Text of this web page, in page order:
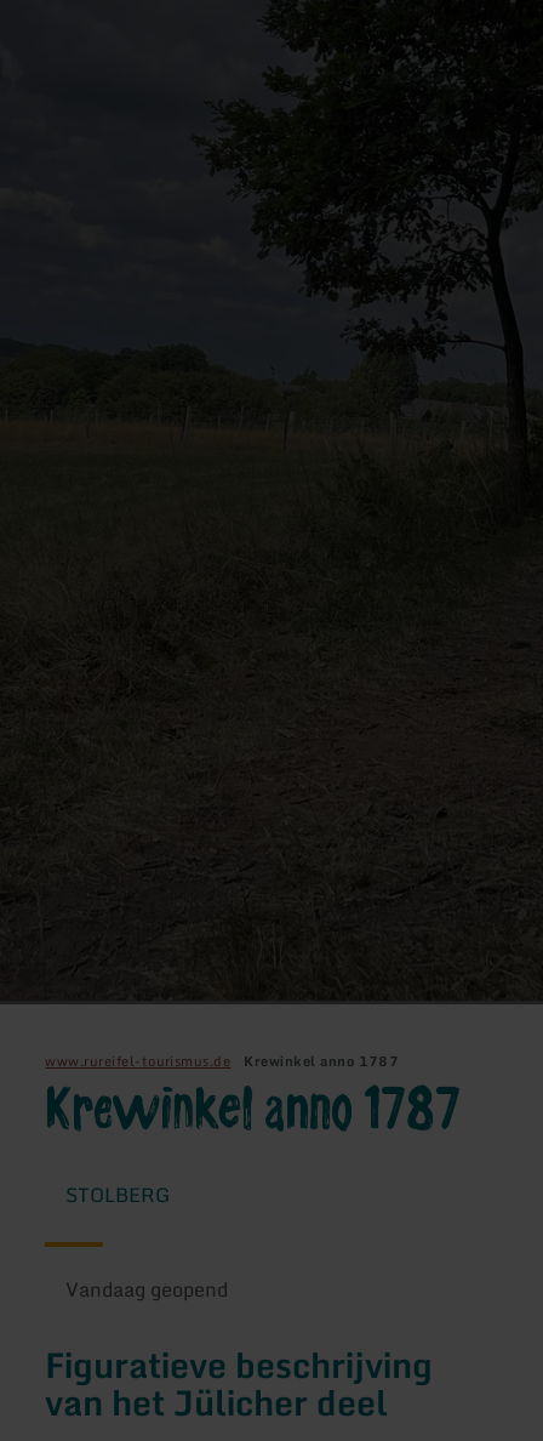
www.rureifel-tourismus.de Krewinkel anno 1787
Krewinkel anno 1787
STOLBERG
Vandaag geopend
Figuratieve beschrijving
van het Jülicher deel